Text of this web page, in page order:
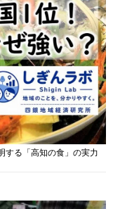
する「高知の食」の実力